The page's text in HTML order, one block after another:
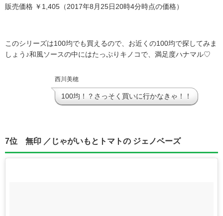
販売価格 ￥1,405（2017年8月25日20時4分時点の価格）
このシリーズは100均でも買えるので、お近くの100均で探してみま
しょう♪和風ソースの中にはたっぷりキノコで、満足度ハナマル♡
西川美穂
100均！？さっそく買いに行かなきゃ！！
7位 無印 ／じゃがいもとトマトの ジェノベーズ